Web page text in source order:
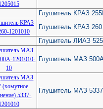
Глушитель КРАЗ
Глушитель КРАЗ 260
Глушитель ЛИАЗ
Глушитель МАЗ
Глушитель МАЗ